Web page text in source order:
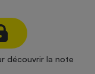
découvrir la note